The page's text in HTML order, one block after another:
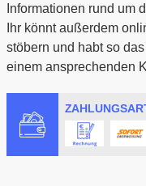
Informationen rund um
Ihr könnt außerdem
stöbern und habt so
einem ansprechenden